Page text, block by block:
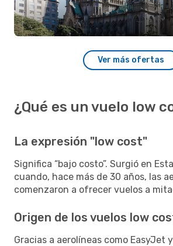
Ver más ofertas
¿Qué es un vuelo low
La expresión "low cost"
Significa “bajo costo”. Surgió en
cuando, hace más de 30 años, las
comenzaron a ofrecer vuelos a
Origen de los vuelos low
Gracias a aerolíneas como EasyJet